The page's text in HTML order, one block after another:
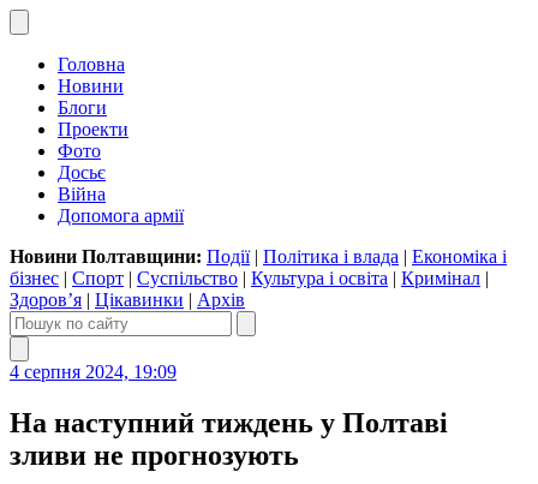
Головна
Новини
Блоги
Проекти
Фото
Досьє
Війна
Допомога армії
Новини Полтавщини: Події| Політика і влада | Економіка і
бізнес | Спорт | Суспільство | Культура і освіта | Кримінал |
Здоров’я | Цікавинки | Архів
4 серпня 2024, 19:09
На наступний тиждень у Полтаві
зливи не прогнозують